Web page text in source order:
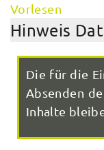
Vorlesen
Hinweis
Die für die
Absenden
Inhalte